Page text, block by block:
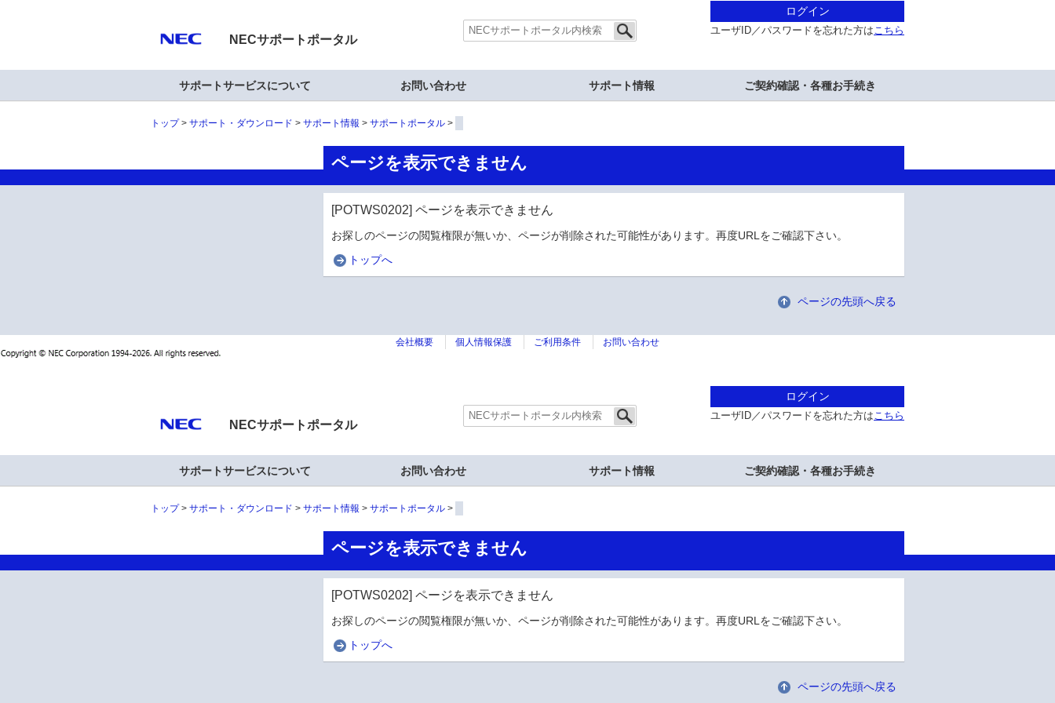
NECサポートポータル
ログイン
ユーザID／パスワードを忘れた方はこちら
サポートサービスについて お問い合わせ サポート情報 ご契約確認・各種お手続き
トップ サポート・ダウンロード サポート情報 サポートポータル
ページを表示できません
[POTWS0202] ページを表示できません
お探しのページの閲覧権限が無いか、ページが削除された可能性があります。再度URLをご確認下さい。
トップへ
ページの先頭へ戻る
会社概要 個人情報保護 ご利用条件 お問い合わせ
NECサポートポータル
ログイン
ユーザID／パスワードを忘れた方はこちら
サポートサービスについて お問い合わせ サポート情報 ご契約確認・各種お手続き
トップ サポート・ダウンロード サポート情報 サポートポータル
ページを表示できません
[POTWS0202] ページを表示できません
お探しのページの閲覧権限が無いか、ページが削除された可能性があります。再度URLをご確認下さい。
トップへ
ページの先頭へ戻る